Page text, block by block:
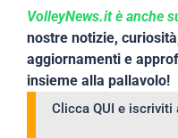
VolleyNews.it è anche
nostre notizie,
aggiornamenti e
insieme alla pallavolo!
Clicca QUI e iscriviti